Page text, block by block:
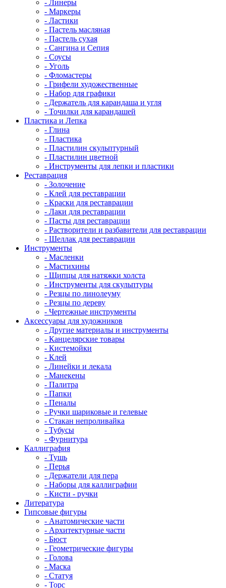
- Линеры
- Маркеры
- Ластики
- Пастель масляная
- Пастель сухая
- Сангина и Сепия
- Соусы
- Уголь
- Фломастеры
- Грифели художественные
- Набор для графики
- Держатель для карандаша и угля
- Точилки для карандашей
Пластика и Лепка
- Глина
- Пластика
- Пластилин скульптурный
- Пластилин цветной
- Инструменты для лепки и пластики
Реставрация
- Золочение
- Клей для реставрации
- Краски для реставрации
- Лаки для реставрации
- Пасты для реставрации
- Растворители и разбавители для реставрации
- Шеллак для реставрации
Инструменты
- Масленки
- Мастихины
- Щипцы для натяжки холста
- Инструменты для скульптуры
- Резцы по линолеуму
- Резцы по дереву
- Чертежные инструменты
Аксессуары для художников
- Другие материалы и инструменты
- Канцелярские товары
- Кистемойки
- Клей
- Линейки и лекала
- Манекены
- Палитра
- Папки
- Пеналы
- Ручки шариковые и гелевые
- Стакан непроливайка
- Тубусы
- Фурнитура
Каллиграфия
- Тушь
- Перья
- Держатели для пера
- Наборы для каллиграфии
- Кисти - ручки
Литература
Гипсовые фигуры
- Анатомические части
- Архитектурные части
- Бюст
- Геометрические фигуры
- Голова
- Маска
- Статуя
- Торс